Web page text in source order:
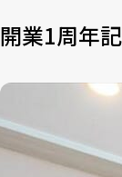
開業1周年